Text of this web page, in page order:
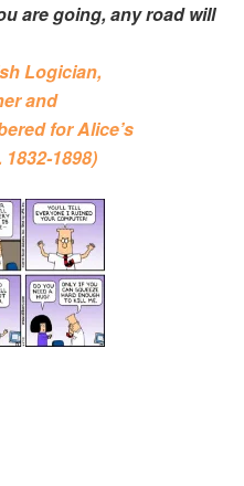
are going, any road will
Logician,
and
for Alice’s
1898)